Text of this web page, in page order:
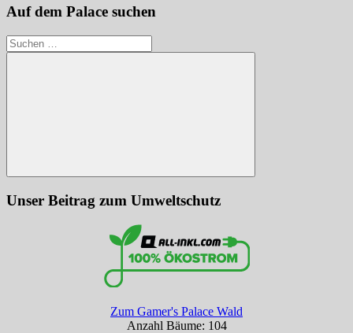
Auf dem Palace suchen
Suchen
nach:
Suchen
Unser Beitrag zum Umweltschutz
Zum Gamer's Palace Wald
Anzahl Bäume: 104